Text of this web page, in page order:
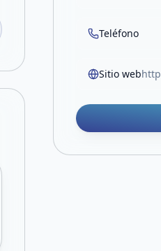
Teléfono
Sitio web